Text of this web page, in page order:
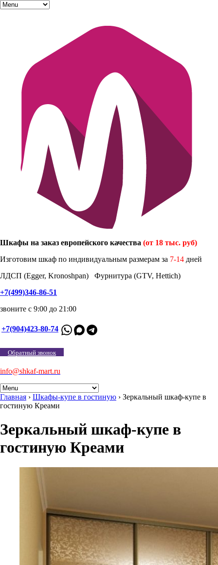
Шкафы на заказ европейского качества (от 18 тыс. руб)
Изготовим шкаф по индивидуальным размерам за 7-14 дней
ЛДСП (Egger, Kronoshpan) Фурнитура (GTV, Hettich)
+7(499)346-86-51
звоните с 9:00 до 21:00
+7(904)423-80-74
Обратный звонок
info@shkaf-mart.ru
Главная › Шкафы-купе в гостиную › Зеркальный шкаф-купе в
гостиную Креами
Зеркальный шкаф-купе в
гостиную Креами